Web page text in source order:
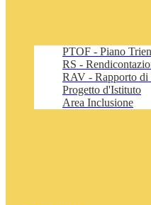
PTOF - Piano
RS -
RAV - Rapporto di
Progetto d'Istituto
Area Inclusione